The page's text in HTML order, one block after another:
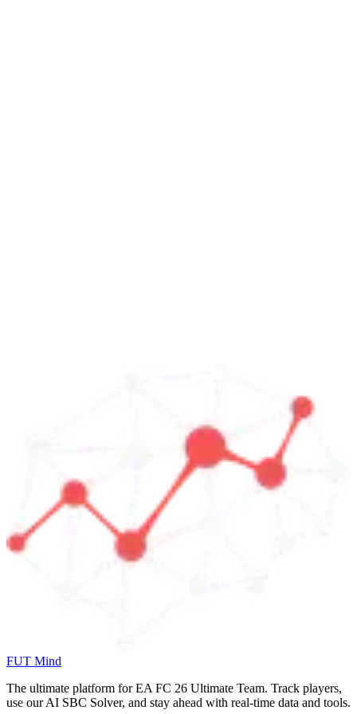
FUT Mind
The ultimate platform for EA FC 26 Ultimate Team. Track players,
use our AI SBC Solver, and stay ahead with real-time data and tools.